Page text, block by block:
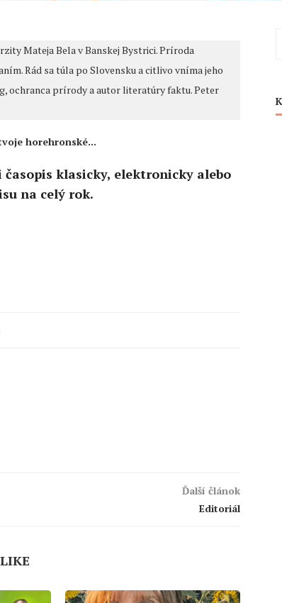
Mateja Bela v Banskej Bystrici. Príroda
Rád sa túla po Slovensku a citlivo vníma jeho
ochranca prírody a autor literatúry faktu. Peter
horehronské...
časopis klasicky, elektronicky alebo
na celý rok.
Ďalší článok
Editoriál